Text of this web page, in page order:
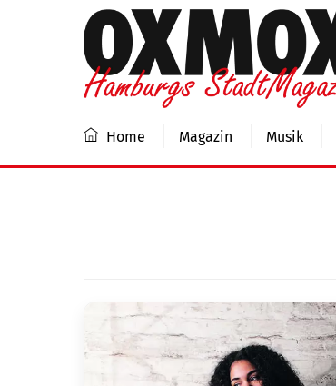
Home Magazin Musik